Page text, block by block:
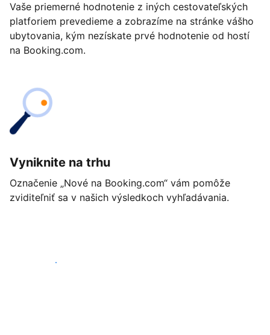
Vaše priemerné hodnotenie z iných cestovateľských
platforiem prevedieme a zobrazíme na stránke vášho
ubytovania, kým nezískate prvé hodnotenie od hostí
na Booking.com.
Vyniknite na trhu
Označenie „Nové na Booking.com“ vám pomôže
zviditeľniť sa v našich výsledkoch vyhľadávania.
Začať ešte dnes